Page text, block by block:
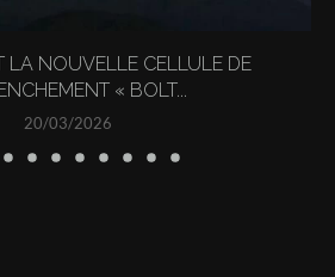
LA NOUVELLE CELLULE DE
« BOLT...
20/03/2026